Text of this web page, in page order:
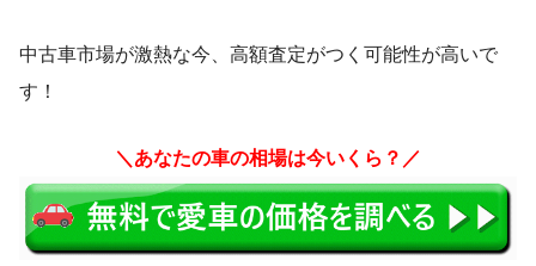
中古車市場が激熱な今、高額査定がつく可能性が高いで
す！
＼あなたの車の相場は今いくら？／